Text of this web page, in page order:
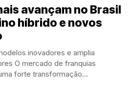
avançam no Brasil
híbrido e novos
inovadores e amplia
O mercado de franquias
forte transformação...